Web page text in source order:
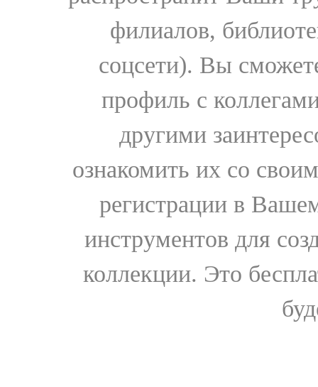
филиалов,
соцсети). Вы
профиль с
другими
ознакомить их со
регистрации в
инструментов для
коллекции. Это